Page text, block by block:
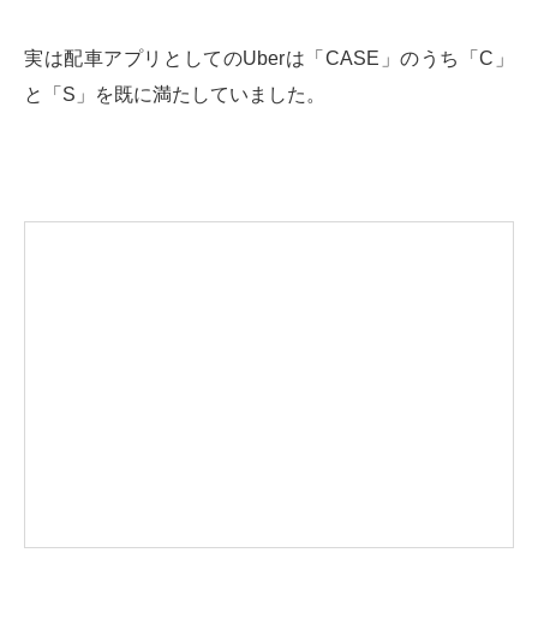
実は配車アプリとしてのUberは「CASE」のうち「C」
と「S」を既に満たしていました。